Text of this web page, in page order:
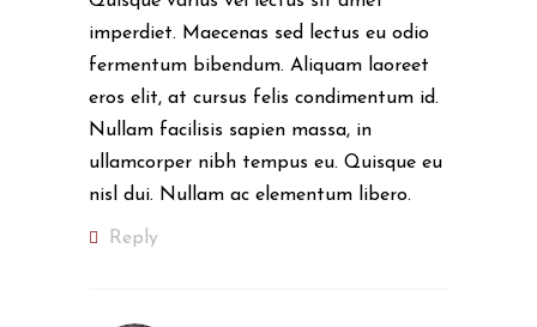
imperdiet. Maecenas sed lectus eu odio
fermentum bibendum. Aliquam laoreet
eros elit, at cursus felis condimentum id.
Nullam facilisis sapien massa, in
ullamcorper nibh tempus eu. Quisque eu
nisl dui. Nullam ac elementum libero.
Reply